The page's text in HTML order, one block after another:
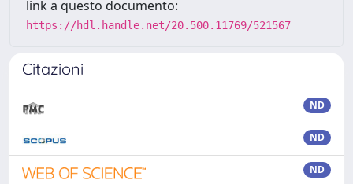
link a questo documento:
https://hdl.handle.net/20.500.11769/521567
Citazioni
ND
ND
ND